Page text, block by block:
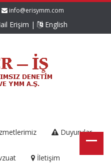
info@erisymm.com
Erişim | English
Duyurular
İletişim